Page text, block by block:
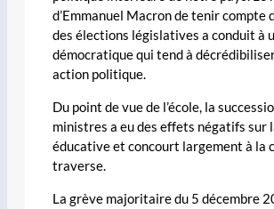
d’Emmanuel Macron de tenir compte
des élections législatives a conduit à
démocratique qui tend à
action politique.
Du point de vue de l’école, la
ministres a eu des effets négatifs sur
éducative et concourt largement à la
traverse.
La grève majoritaire du 5 décembre